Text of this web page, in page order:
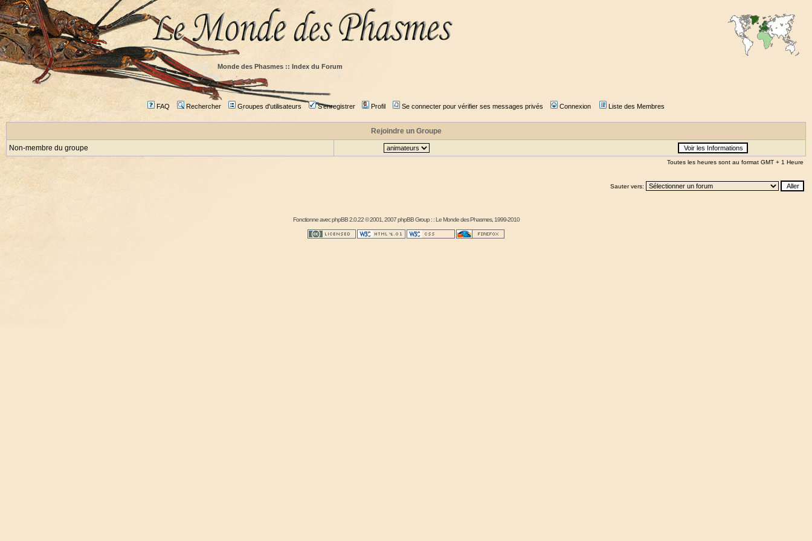
Monde des Phasmes :: Index du Forum
FAQ Rechercher Groupes d'utilisateurs S'enregistrer Profil Se connecter pour vérifier ses messages privés Connexion Liste des Membres
Rejoindre un Groupe
Non-membre du groupe
Toutes les heures sont au format GMT + 1 Heure
Sauter vers:
Fonctionne avecphpBB2.0.22 © 2001, 2007 phpBB Group : :Le Monde des Phasmes, 1999-2010